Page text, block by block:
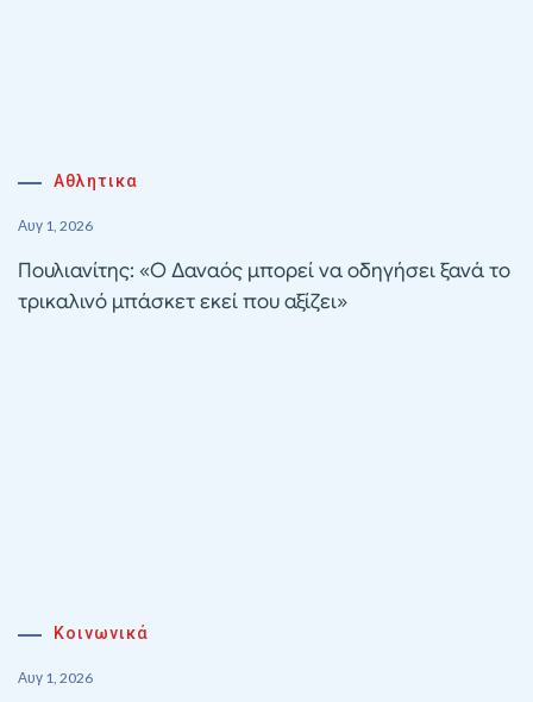
Αθλητικα
Αυγ 1, 2026
Πουλιανίτης: «Ο Δαναός μπορεί να οδηγήσει ξανά το
τρικαλινό μπάσκετ εκεί που αξίζει»
Κοινωνικά
Αυγ 1, 2026